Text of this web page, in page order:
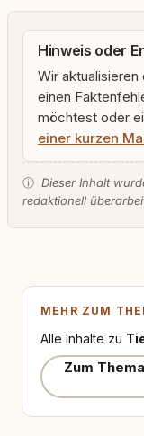
Hinweis oder
Wir aktualisieren
einen
möchtest oder
einer kurzen
ⓘ Dieser Inhalt
redaktionell
MEHR ZUM
Alle Inhalte zu
Zum